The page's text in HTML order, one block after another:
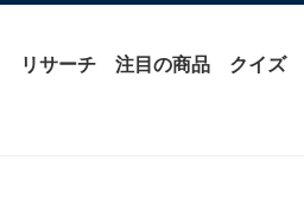
リサーチ 注目の商品 クイズ